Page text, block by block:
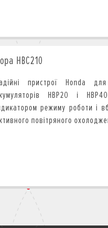
HBC210
пристрої Honda
HBP20 і
режиму роботи і
повітряного